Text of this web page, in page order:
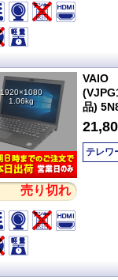
1920×1080
1.06kg
売り切れ
VAIO
品)
テレワ